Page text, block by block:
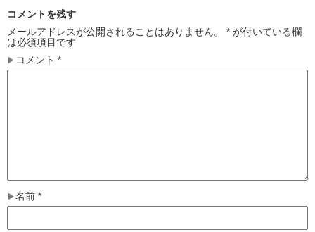
コメントを残す
メールアドレスが公開されることはありません。
* が付いている欄
は必須項目です
コメント *
名前 *